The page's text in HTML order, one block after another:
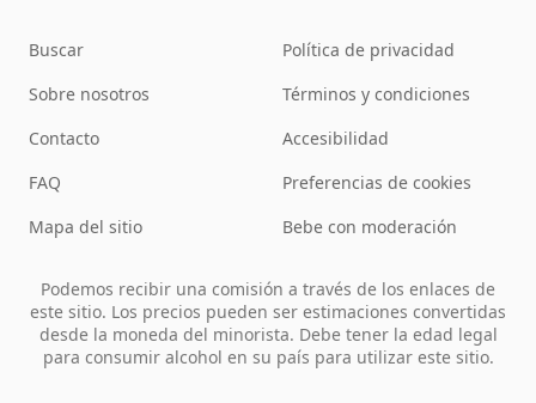
Buscar
Sobre nosotros
Contacto
FAQ
Mapa del sitio
Política de privacidad
Términos y condiciones
Accesibilidad
Preferencias de cookies
Bebe con moderación
Podemos recibir una comisión a través de los enlaces de
este sitio. Los precios pueden ser estimaciones convertidas
desde la moneda del minorista. Debe tener la edad legal
para consumir alcohol en su país para utilizar este sitio.